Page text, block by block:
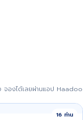
องได้เลยผ่านแอป Haadoo
16 ท่าน